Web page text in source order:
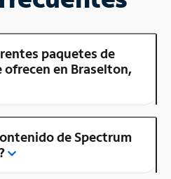
paquetes de
ofrecen en Braselton,
de Spectrum